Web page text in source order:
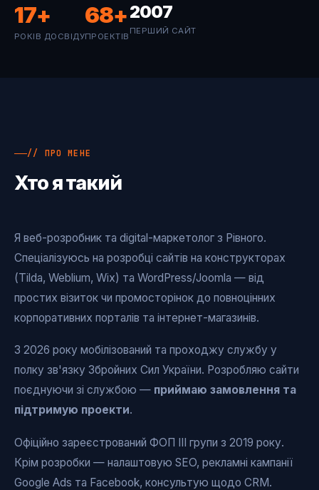
17+
РОКІВ ДОСВІДУ
68+
ПРОЕКТІВ
2007
ПЕРШИЙ САЙТ
// ПРО МЕНЕ
Хто я такий
Я веб-розробник та digital-маркетолог з Рівного.
Спеціалізуюсь на розробці сайтів на конструкторах
(Tilda, Weblium, Wix) та WordPress/Joomla — від
простих візиток чи промосторінок до повноцінних
корпоративних порталів та інтернет-магазинів.
З 2026 року мобілізований та проходжу службу у
полку зв'язку Збройних Сил України. Розробляю сайти
поєднуючи зі службою — приймаю замовлення та
підтримую проекти.
Офіційно зареєстрований ФОП ІІІ групи з 2019 року.
Крім розробки — налаштовую SEO, рекламні кампанії
Google Ads та Facebook, консультую щодо CRM.